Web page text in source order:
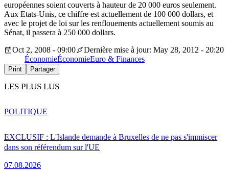
européennes soient couverts à hauteur de 20 000 euros seulement.
Aux Etats-Unis, ce chiffre est actuellement de 100 000 dollars, et
avec le projet de loi sur les renflouements actuellement soumis au
Sénat, il passera à 250 000 dollars.
Oct 2, 2008 - 09:00
Dernière mise à jour: May 28, 2012 - 20:20
ÉconomieÉconomieEuro & Finances
Print Partager
LES PLUS LUS
EXCLUSIF : L'Islande demande à Bruxelles de ne pas s'immiscer
dans son référendum sur l'UE
07.08.2026
POLITIQUE